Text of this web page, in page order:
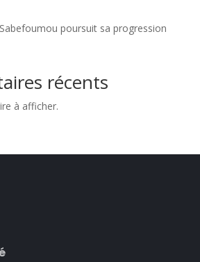
poursuit sa progression
récents
à afficher.